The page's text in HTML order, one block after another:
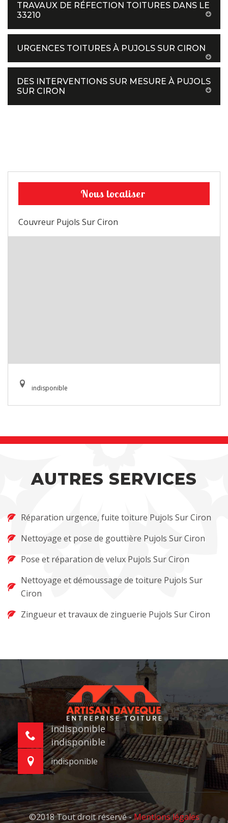
TRAVAUX DE RÉFECTION TOITURES DANS LE
33210
URGENCES TOITURES À PUJOLS SUR CIRON
DES INTERVENTIONS SUR MESURE À PUJOLS
SUR CIRON
Nous localiser
Couvreur Pujols Sur Ciron
indisponible
AUTRES SERVICES
Réparation urgence, fuite toiture Pujols Sur Ciron
Nettoyage et pose de gouttière Pujols Sur Ciron
Pose et réparation de velux Pujols Sur Ciron
Nettoyage et démoussage de toiture Pujols Sur
Ciron
Zingueur et travaux de zinguerie Pujols Sur Ciron
indisponible
indisponible
indisponible
©2018 Tout droit réservé -Mentions légales